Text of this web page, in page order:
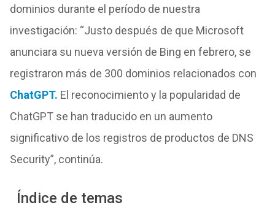
dominios durante el período de nuestra
investigación: “Justo después de que Microsoft
anunciara su nueva versión de Bing en febrero, se
registraron más de 300 dominios relacionados con
ChatGPT. El reconocimiento y la popularidad de
ChatGPT se han traducido en un aumento
significativo de los registros de productos de DNS
Security”, continúa.
Índice de temas